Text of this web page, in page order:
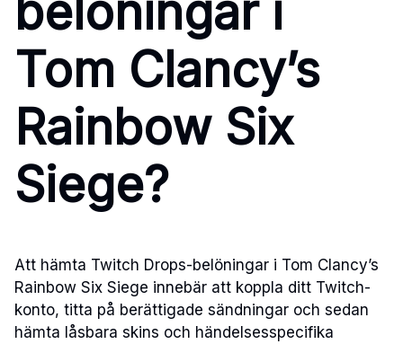
belöningar i
Tom Clancy’s
Rainbow Six
Siege?
Att hämta Twitch Drops-belöningar i Tom Clancy’s
Rainbow Six Siege innebär att koppla ditt Twitch-
konto, titta på berättigade sändningar och sedan
hämta låsbara skins och händelsesspecifika